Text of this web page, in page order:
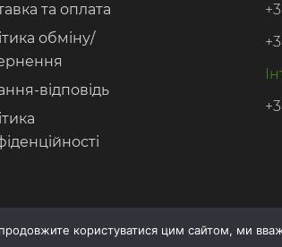
та оплата
обміну/
відповідь
користуватися цим сайтом, ми